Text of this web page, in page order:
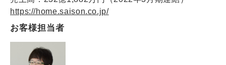
https://home.saison.co.jp/
お客様担当者